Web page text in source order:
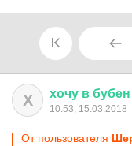
Х хочу в бубен
10:53, 15.03.2018
От пользователя